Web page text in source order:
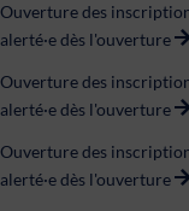
Ouverture des
alerté·e dès l'ouverture
Ouverture des
alerté·e dès l'ouverture
Ouverture des
alerté·e dès l'ouverture